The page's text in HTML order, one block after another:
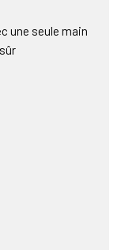
une seule main